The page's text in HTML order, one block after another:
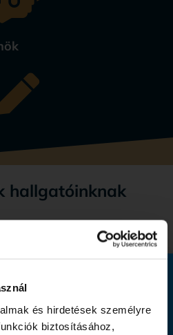
és hirdetések személyre
biztosításához,
hallgatóinknak
tudtok bekapcsolódni?​
online végezhető